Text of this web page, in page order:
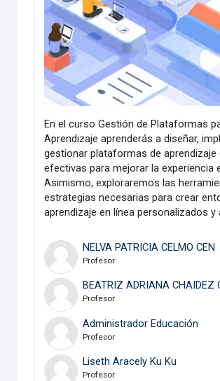
En el curso Gestión de Plataformas
Aprendizaje aprenderás a diseñar,
gestionar plataformas de aprendizaje
efectivas para mejorar la experiencia
Asimismo, exploraremos las
estrategias necesarias para crear
aprendizaje en línea personalizados y
NELVA PATRICIA CELMO CEN
Profesor
BEATRIZ ADRIANA CHAIDEZ
Profesor
Administrador Educación
Profesor
Liseth Aracely Ku Ku
Profesor